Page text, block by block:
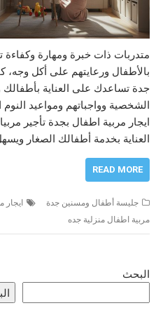
متدربات ذات خبرة ومهارة وكفاءة
بالأطفال ورعايتهم على أكل
جدة تساعدك على العناية
الشخصية وواجباتهم ومواعيد
ايجار مربية اطفال بجدة تأجير
العناية بخدمة أطفالك الصغار
READ MORE
جليسة أطفال ومسنين جدة ايجار
مربية اطفال منزلية جده
البحث